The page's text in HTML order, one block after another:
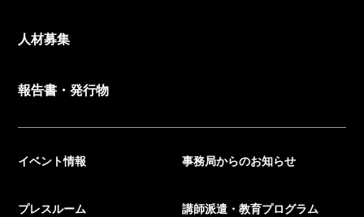
人材募集
報告書・発行物
イベント情報 事務局からのお知らせ
プレスルーム 講師派遣・教育プログラム